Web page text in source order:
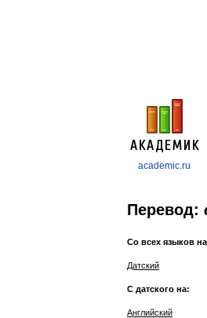
academic.ru
Перевод:
Со всех языков
Датский
С датского на:
Английский